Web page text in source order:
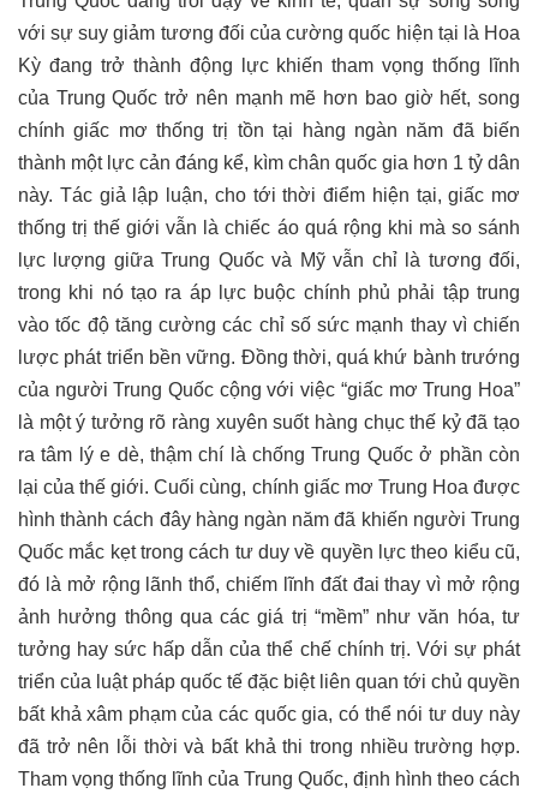
với sự suy giảm tương đối của cường quốc hiện tại là Hoa
Kỳ đang trở thành động lực khiến tham vọng thống lĩnh
của Trung Quốc trở nên mạnh mẽ hơn bao giờ hết, song
chính giấc mơ thống trị tồn tại hàng ngàn năm đã biến
thành một lực cản đáng kể, kìm chân quốc gia hơn 1 tỷ dân
này. Tác giả lập luận, cho tới thời điểm hiện tại, giấc mơ
thống trị thế giới vẫn là chiếc áo quá rộng khi mà so sánh
lực lượng giữa Trung Quốc và Mỹ vẫn chỉ là tương đối,
trong khi nó tạo ra áp lực buộc chính phủ phải tập trung
vào tốc độ tăng cường các chỉ số sức mạnh thay vì chiến
lược phát triển bền vững. Đồng thời, quá khứ bành trướng
của người Trung Quốc cộng với việc “giấc mơ Trung Hoa”
là một ý tưởng rõ ràng xuyên suốt hàng chục thế kỷ đã tạo
ra tâm lý e dè, thậm chí là chống Trung Quốc ở phần còn
lại của thế giới. Cuối cùng, chính giấc mơ Trung Hoa được
hình thành cách đây hàng ngàn năm đã khiến người Trung
Quốc mắc kẹt trong cách tư duy về quyền lực theo kiểu cũ,
đó là mở rộng lãnh thổ, chiếm lĩnh đất đai thay vì mở rộng
ảnh hưởng thông qua các giá trị “mềm” như văn hóa, tư
tưởng hay sức hấp dẫn của thể chế chính trị. Với sự phát
triển của luật pháp quốc tế đặc biệt liên quan tới chủ quyền
bất khả xâm phạm của các quốc gia, có thể nói tư duy này
đã trở nên lỗi thời và bất khả thi trong nhiều trường hợp.
Tham vọng thống lĩnh của Trung Quốc, định hình theo cách